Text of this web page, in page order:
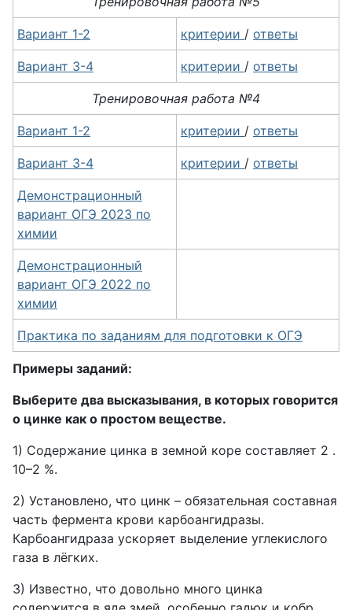
Вариант 1-2 критерии / ответы
Вариант 3-4 критерии / ответы
Тренировочная работа №4
Вариант 1-2 критерии / ответы
Вариант 3-4 критерии / ответы
Демонстрационный
вариант ОГЭ 2023 по
химии
Демонстрационный
вариант ОГЭ 2022 по
химии
Практика по заданиям для подготовки к ОГЭ
Примеры заданий:
Выберите два высказывания, в которых говорится
о цинке как о простом веществе.
1) Содержание цинка в земной коре составляет 2 .
10–2 %.
2) Установлено, что цинк – обязательная составная
часть фермента крови карбоангидразы.
Карбоангидраза ускоряет выделение углекислого
газа в лёгких.
3) Известно, что довольно много цинка